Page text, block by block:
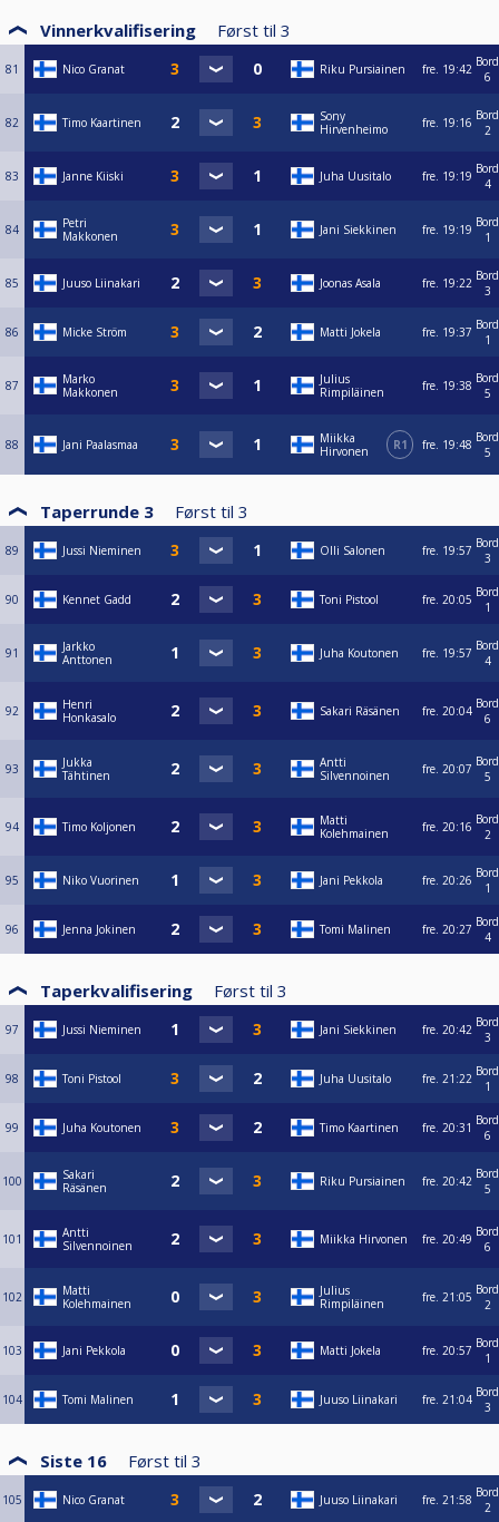
Vinnerkvalifisering Først til 3
81 Nico Granat Riku Pursiainen fre. 19:42 Bord
6
82 Timo Kaartinen
Sony
Hirvenheimo
fre. 19:16 Bord
2
83 Janne Kiiski Juha Uusitalo fre. 19:19 Bord
4
84
Petri
Makkonen
Jani Siekkinen fre. 19:19 Bord
1
85 Juuso Liinakari Joonas Asala fre. 19:22 Bord
3
86 Micke Ström Matti Jokela fre. 19:37 Bord
1
87
Marko
Makkonen
Julius
Rimpiläinen
fre. 19:38 Bord
5
88 Jani Paalasmaa
Miikka
Hirvonen
R1 fre. 19:48 Bord
5
Taperrunde 3 Først til 3
89 Jussi Nieminen Olli Salonen fre. 19:57 Bord
3
90 Kennet Gadd Toni Pistool fre. 20:05 Bord
1
91
Jarkko
Anttonen
Juha Koutonen fre. 19:57 Bord
4
92
Henri
Honkasalo
Sakari Räsänen fre. 20:04 Bord
6
93
Jukka
Tähtinen
Antti
Silvennoinen
fre. 20:07 Bord
5
94 Timo Koljonen
Matti
Kolehmainen
fre. 20:16 Bord
2
95 Niko Vuorinen Jani Pekkola fre. 20:26 Bord
1
96 Jenna Jokinen Tomi Malinen fre. 20:27 Bord
4
Taperkvalifisering Først til 3
97 Jussi Nieminen Jani Siekkinen fre. 20:42 Bord
3
98 Toni Pistool Juha Uusitalo fre. 21:22 Bord
1
99 Juha Koutonen Timo Kaartinen fre. 20:31 Bord
6
100
Sakari
Räsänen
Riku Pursiainen fre. 20:42 Bord
5
101
Antti
Silvennoinen
Miikka Hirvonen fre. 20:49 Bord
6
102
Matti
Kolehmainen
Julius
Rimpiläinen
fre. 21:05 Bord
2
103 Jani Pekkola Matti Jokela fre. 20:57 Bord
1
104 Tomi Malinen Juuso Liinakari fre. 21:04 Bord
3
Siste 16 Først til 3
105 Nico Granat Juuso Liinakari fre. 21:58 Bord
2